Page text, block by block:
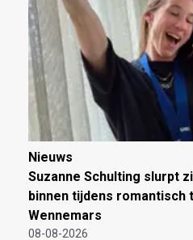
Nieuws
Suzanne Schulting slurpt
binnen tijdens romantisch
Wennemars
08-08-2026